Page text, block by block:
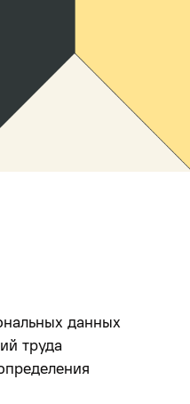
данных
труда